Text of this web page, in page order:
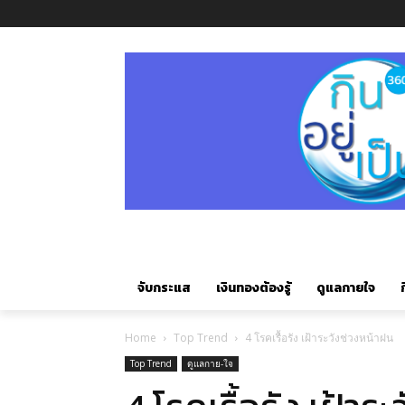
จับกระแส เงินทองต้องรู้ ดูแลกายใจ
Home Top Trend 4 โรคเรื้อรัง เฝ้าระวังช่วงหน้าฝน
Top Trend ดูแลกาย-ใจ